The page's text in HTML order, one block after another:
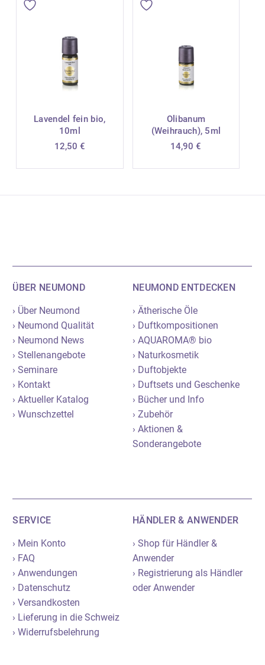
Lavendel fein bio,
10ml
12,50 €
Olibanum
(Weihrauch), 5ml
14,90€
ÜBER NEUMOND
› Über Neumond
› Neumond Qualität
› Neumond News
› Stellenangebote
› Seminare
› Kontakt
› Aktueller Katalog
› Wunschzettel
NEUMOND ENTDECKEN
› Ätherische Öle
› Duftkompositionen
› AQUAROMA® bio
› Naturkosmetik
› Duftobjekte
› Duftsets und Geschenke
› Bücher und Info
› Zubehör
› Aktionen &
Sonderangebote
SERVICE
› Mein Konto
› FAQ
› Anwendungen
› Datenschutz
› Versandkosten
› Lieferung in die Schweiz
› Widerrufsbelehrung
HÄNDLER & ANWENDER
› Shop für Händler &
Anwender
› Registrierung als Händler
oder Anwender